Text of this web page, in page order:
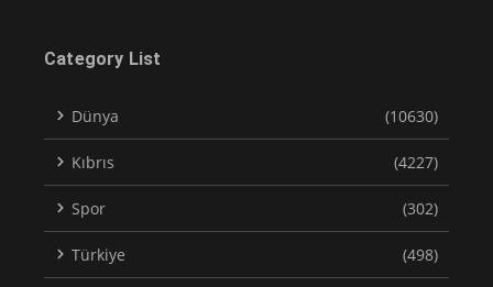
Category List
Dünya (10630)
Kıbrıs (4227)
Spor (302)
Türkiye (498)